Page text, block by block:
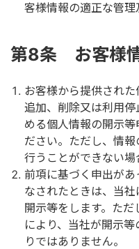
客様情報の適正な管理
第8条 お客様
お客様から提供された
追加、削除又は利用
める個人情報の開示
ださい。ただし、情
行うことができない場
前項に基づく申出が
なされたときは、当
開示等をします。た
により、当社が開示
りではありません。